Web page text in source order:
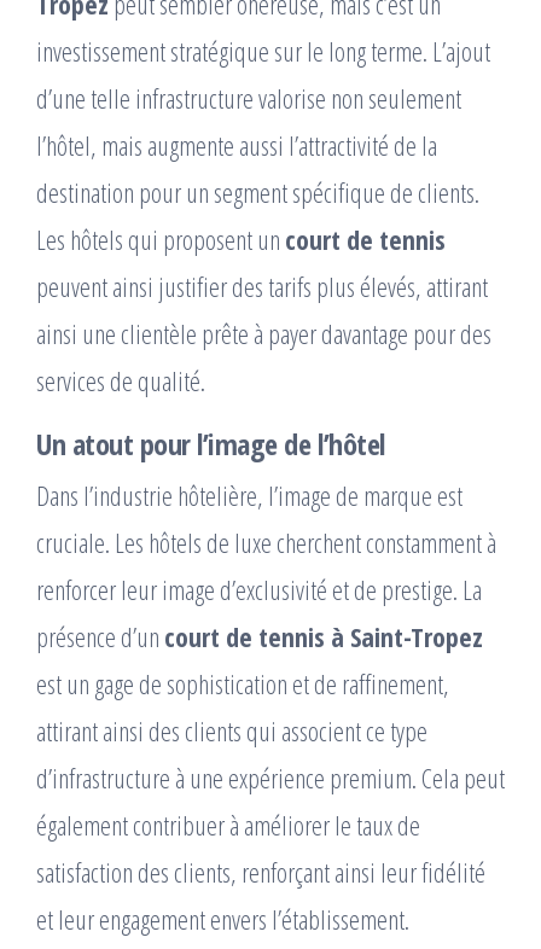
investissement stratégique sur le long terme. L’ajout
d’une telle infrastructure valorise non seulement
l’hôtel, mais augmente aussi l’attractivité de la
destination pour un segment spécifique de clients.
Les hôtels qui proposent un court de tennis
peuvent ainsi justifier des tarifs plus élevés, attirant
ainsi une clientèle prête à payer davantage pour des
services de qualité.
Un atout pour l’image de l’hôtel
Dans l’industrie hôtelière, l’image de marque est
cruciale. Les hôtels de luxe cherchent constamment à
renforcer leur image d’exclusivité et de prestige. La
présence d’un court de tennis à Saint-Tropez
est un gage de sophistication et de raffinement,
attirant ainsi des clients qui associent ce type
d’infrastructure à une expérience premium. Cela peut
également contribuer à améliorer le taux de
satisfaction des clients, renforçant ainsi leur fidélité
et leur engagement envers l’établissement.